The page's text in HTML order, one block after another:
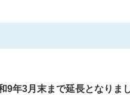
年3月末まで延長となりまし